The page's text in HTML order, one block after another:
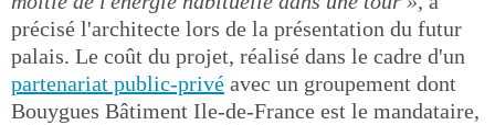
précisé l'architecte lors de la présentation du futur
palais. Le coût du projet, réalisé dans le cadre d'un
partenariat public-privé avec un groupement dont
Bouygues Bâtiment Ile-de-France est le mandataire,